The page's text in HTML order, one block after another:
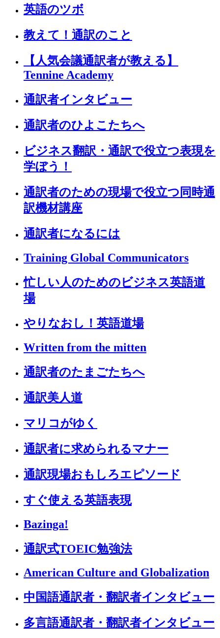
英語のツボ
教えて！通訳のこと
【人気会議通訳者が教える】
Tennine Academy
通訳者インタビュー
通訳者のひよこたちへ
ビジネス翻訳・通訳で役立つ表現を
学ぼう！
通訳者のための現場で役立つ同時通
訳機材講座
通訳者になるには
Training Global Communicators
忙しい人のためのビジネス英語道
場
やりなおし！英語道場
Written from the mitten
通訳者のたまごたちへ
通訳美人道
マリコがゆく
通訳者に求められるマナー
通訳現場おもしろエピソード
すぐ使える英語表現
Bazinga!
通訳式TOEIC勉強法
American Culture and Globalization
中国語通訳者・翻訳者インタビュー
多言語通訳者・翻訳者インタビュー